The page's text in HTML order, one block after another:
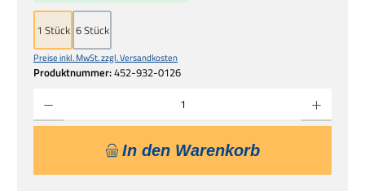
Preise inkl. MwSt. zzgl. Versandkosten
Produktnummer:452-932-0126
1 Stück 6 Stück
In den Warenkorb